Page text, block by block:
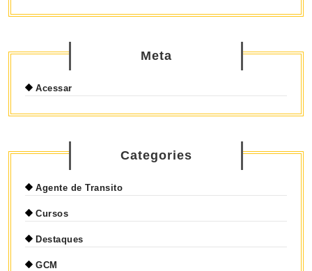
Meta
Acessar
Categories
Agente de Transito
Cursos
Destaques
GCM